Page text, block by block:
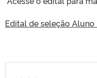
Edital de seleção